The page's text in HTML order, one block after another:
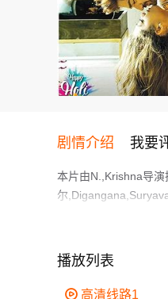
剧情介绍 我要
本片由N.,Krishna导
尔
鲜明，适合喜欢爱情
播放列表
 高清线路1